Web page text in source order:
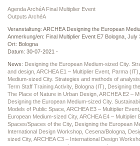
Agenda ArchéA Final Multiplier Event
Outputs ArchéA
Veranstaltung: ARCHEA Designing the European
Anmerkung/en: Final Multiplier Event E7 Bologna, July
Ort: Bologna
Datum: 30-07-2021 -
News: Designing the European Medium-sized City.
and design, ARCHEA E1 – Multiplier Event, Parma (IT)
Medium-sized City. Strategies and methods of
Term Staff Training Activity, Bologna (IT)
Designing
The Place of Nature in Urban Design, ARCHEA E2 –
Designing the European Medium-sized City.
Models of Public Space, ARCHEA E3 – Multiplier
European Medium-sized City, ARCHEA E4 – Multiplier
Spaces/Spaces of the City, Designing the European
International Design Workshop, Cesena/Bologna
sized City, ARCHEA C3 – International Design